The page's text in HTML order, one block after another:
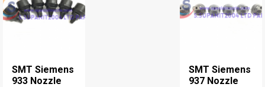
SMT Siemens
933 Nozzle
SMT Siemens
937 Nozzle